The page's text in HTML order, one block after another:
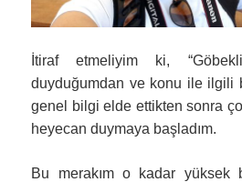
İtiraf etmeliyim ki,
duyduğumdan ve konu ile ilgili
genel bilgi elde ettikten sonra
heyecan duymaya başladım.
Bu merakım o kadar yüksek